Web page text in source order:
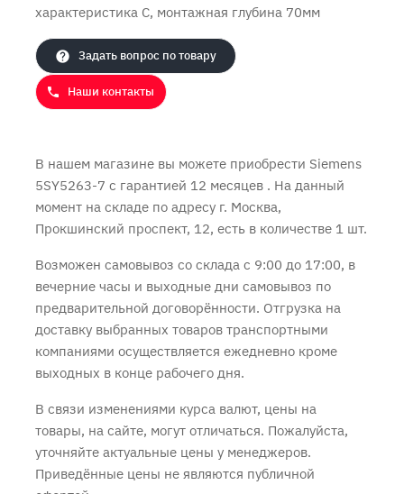
характеристика C, монтажная глубина 70мм
Задать вопрос по товару
Наши контакты
В нашем магазине вы можете приобрести Siemens
5SY5263-7 с гарантией 12 месяцев . На данный
момент на складе по адресу г. Москва,
Прокшинский проспект, 12, есть в количестве 1 шт.
Возможен самовывоз со склада с 9:00 до 17:00, в
вечерние часы и выходные дни самовывоз по
предварительной договорённости. Отгрузка на
доставку выбранных товаров транспортными
компаниями осуществляется ежедневно кроме
выходных в конце рабочего дня.
В связи изменениями курса валют, цены на
товары, на сайте, могут отличаться. Пожалуйста,
уточняйте актуальные цены у менеджеров.
Приведённые цены не являются публичной
Продолжить покупки